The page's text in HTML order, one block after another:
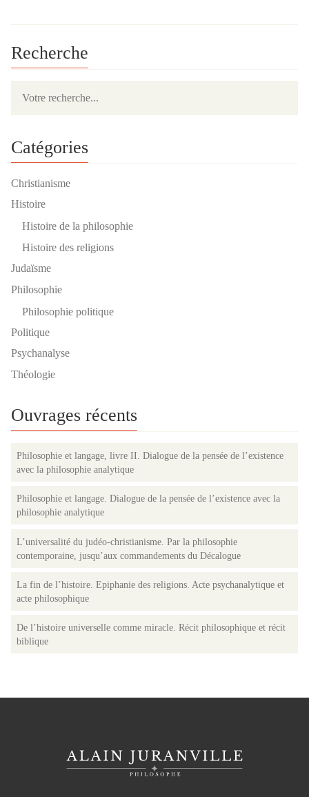
Recherche
Catégories
Christianisme
Histoire
Histoire de la philosophie
Histoire des religions
Judaïsme
Philosophie
Philosophie politique
Politique
Psychanalyse
Théologie
Ouvrages récents
Philosophie et langage, livre II. Dialogue de la pensée de l’existence
avec la philosophie analytique
Philosophie et langage. Dialogue de la pensée de l’existence avec la
philosophie analytique
L’universalité du judéo-christianisme. Par la philosophie
contemporaine, jusqu’aux commandements du Décalogue
La fin de l’histoire. Epiphanie des religions. Acte psychanalytique et
acte philosophique
De l’histoire universelle comme miracle. Récit philosophique et récit
biblique